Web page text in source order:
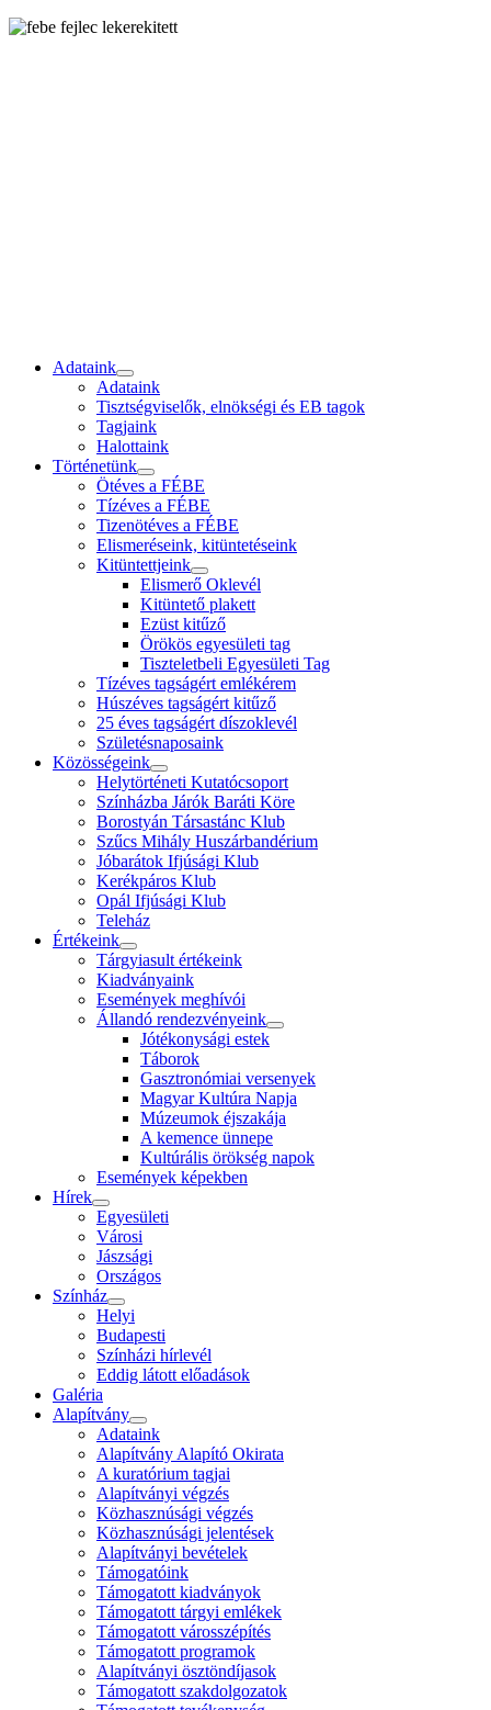
Adataink
Adataink
Tisztségviselők, elnökségi és EB tagok
Tagjaink
Halottaink
Történetünk
Ötéves a FÉBE
Tízéves a FÉBE
Tizenötéves a FÉBE
Elismeréseink, kitüntetéseink
Kitüntettjeink
Elismerő Oklevél
Kitüntető plakett
Ezüst kitűző
Örökös egyesületi tag
Tiszteletbeli Egyesületi Tag
Tízéves tagságért emlékérem
Húszéves tagságért kitűző
25 éves tagságért díszoklevél
Születésnaposaink
Közösségeink
Helytörténeti Kutatócsoport
Színházba Járók Baráti Köre
Borostyán Társastánc Klub
Szűcs Mihály Huszárbandérium
Jóbarátok Ifjúsági Klub
Kerékpáros Klub
Opál Ifjúsági Klub
Teleház
Értékeink
Tárgyiasult értékeink
Kiadványaink
Események meghívói
Állandó rendezvényeink
Jótékonysági estek
Táborok
Gasztronómiai versenyek
Magyar Kultúra Napja
Múzeumok éjszakája
A kemence ünnepe
Kultúrális örökség napok
Események képekben
Hírek
Egyesületi
Városi
Jászsági
Országos
Színház
Helyi
Budapesti
Színházi hírlevél
Eddig látott előadások
Galéria
Alapítvány
Adataink
Alapítvány Alapító Okirata
A kuratórium tagjai
Alapítványi végzés
Közhasznúsági végzés
Közhasznúsági jelentések
Alapítványi bevételek
Támogatóink
Támogatott kiadványok
Támogatott tárgyi emlékek
Támogatott városszépítés
Támogatott programok
Alapítványi ösztöndíjasok
Támogatott szakdolgozatok